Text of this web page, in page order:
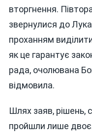
вторгнення.
звернулися до
проханням виділити
як це гарантує
рада, очолювана
відмовила.
Шлях заяв, рішень,
пройшли лише